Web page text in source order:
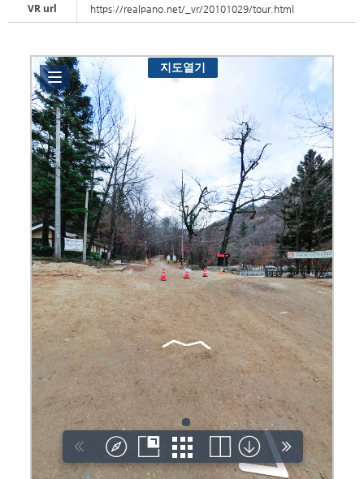
VR url
https://realpano.net/_vr/20101029/tour.html
Sketchbook5, 스케치북5
Sketchbook5, 스케치북5